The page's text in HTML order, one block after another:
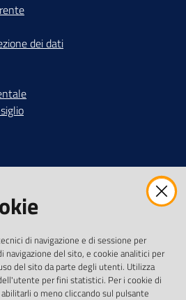
dei dati
su eventi, nuove opportunità e
di navigazione e di sessione per
navigazione del sito, e cookie analitici per
del sito da parte degli utenti. Utilizza
per fini statistici. Per i cookie di
o meno cliccando sul pulsante